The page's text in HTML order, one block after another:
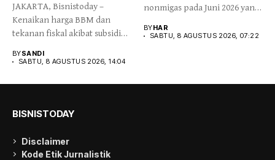
JAKARTA, Bisnistoday –
Kenaikan harga BBM dan
tekanan fiskal akibat subsidi
BYSANDI
SABTU, 8 AGUSTUS 2026, 14:04
nonmigas pada Juni 2026 yang
BYHAR
SABTU, 8 AGUSTUS 2026, 07:22
BISNISTODAY
Disclaimer
Kode Etik Jurnalistik